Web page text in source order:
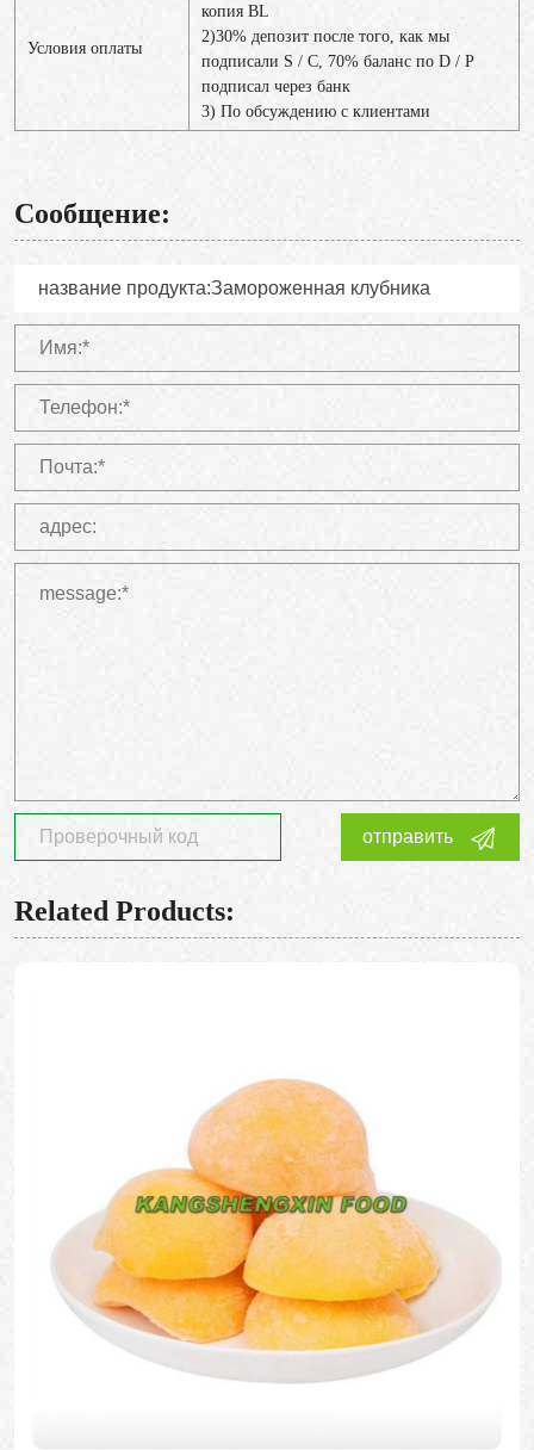
Условия оплаты
копия BL
2)30% депозит после того, как мы
подписали S / C, 70% баланс по D / P
подписал через банк
3) По обсуждению с клиентами
Сообщение:
отправить
Related Products: